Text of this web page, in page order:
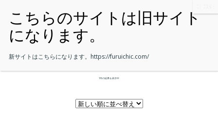
1件の結果を表示中
新サイトはこちらになります。 https://furuichic.com/